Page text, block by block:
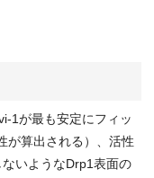
1が最も安定にフィッ
が算出される）、活性
いようなDrp1表面の